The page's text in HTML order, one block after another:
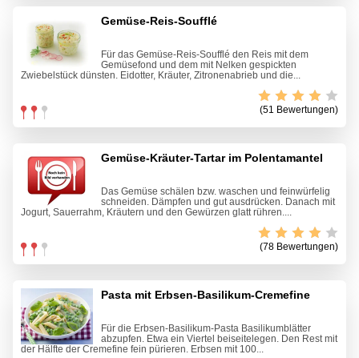
Gemüse-Reis-Soufflé
Für das Gemüse-Reis-Soufflé den Reis mit dem
Gemüsefond und dem mit Nelken gespickten
Zwiebelstück dünsten. Eidotter, Kräuter, Zitronenabrieb und die...
(51 Bewertungen)
Gemüse-Kräuter-Tartar im Polentamantel
Das Gemüse schälen bzw. waschen und feinwürfelig
schneiden. Dämpfen und gut ausdrücken. Danach mit
Jogurt, Sauerrahm, Kräutern und den Gewürzen glatt rühren....
(78 Bewertungen)
Pasta mit Erbsen-Basilikum-Cremefine
Für die Erbsen-Basilikum-Pasta Basilikumblätter
abzupfen. Etwa ein Viertel beiseitelegen. Den Rest mit
der Hälfte der Cremefine fein pürieren. Erbsen mit 100...